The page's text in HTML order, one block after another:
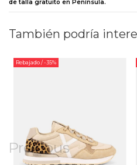
de talla gratuito en Península.
También podría
Previous
Rebajado/ -35%